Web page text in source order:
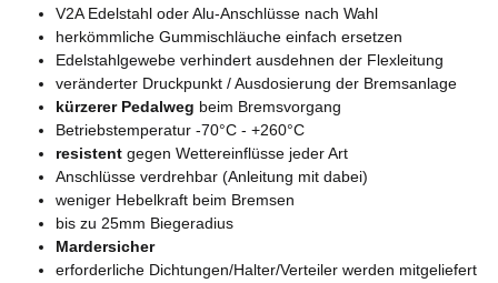
V2A Edelstahl oder Alu-Anschlüsse nach Wahl
herkömmliche Gummischläuche einfach ersetzen
Edelstahlgewebe verhindert ausdehnen der Flexleitung
veränderter Druckpunkt / Ausdosierung der Bremsanlage
kürzerer Pedalweg beim Bremsvorgang
Betriebstemperatur -70°C - +260°C
resistent gegen Wettereinflüsse jeder Art
Anschlüsse verdrehbar (Anleitung mit dabei)
weniger Hebelkraft beim Bremsen
bis zu 25mm Biegeradius
Mardersicher
erforderliche Dichtungen/Halter/Verteiler werden mitgeliefert